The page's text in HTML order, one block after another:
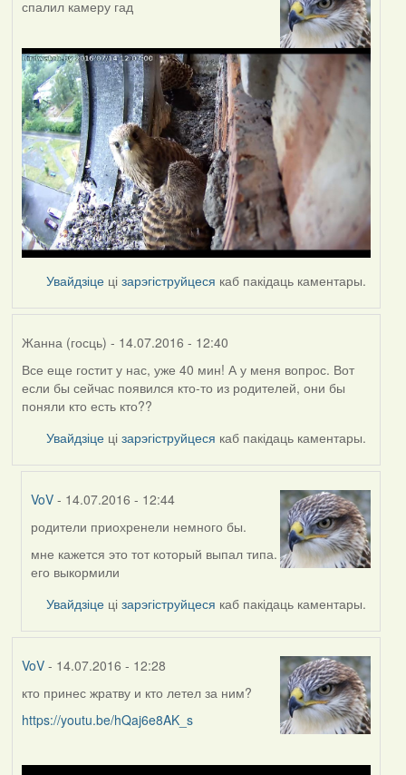
спалил камеру гад
Увайдзіце цізарэгіструйцеся каб пакідаць каментары.
Жанна (госць) - 14.07.2016 - 12:40
Все еще гостит у нас, уже 40 мин! А у меня вопрос. Вот
если бы сейчас появился кто-то из родителей, они бы
поняли кто есть кто??
Увайдзіце цізарэгіструйцеся каб пакідаць каментары.
VoV - 14.07.2016 - 12:44
In
reply
to
Жанна
(госць)
родители приохренели немного бы.
мне кажется это тот который выпал типа.
его выкормили
Увайдзіце цізарэгіструйцеся каб пакідаць каментары.
VoV- 14.07.2016 - 12:28
кто принес жратву и кто летел за ним?
https://youtu.be/hQaj6e8AK_s